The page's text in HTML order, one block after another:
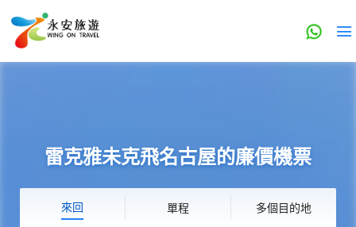
雷克雅未克飛名古屋的廉價機票
來回 單程 多個目的地